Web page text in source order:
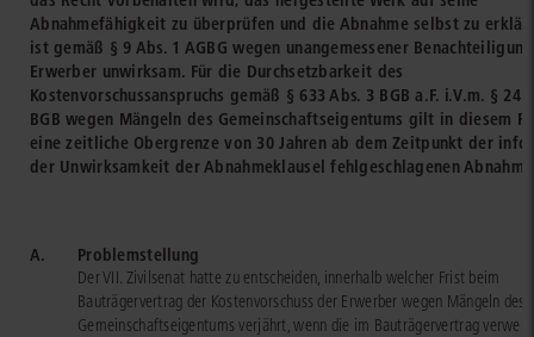
Abnahmefähigkeit zu überprüfen und die Abnahme selbst zu
ist gemäß § 9 Abs. 1 AGBG wegen unangemessener
Erwerber unwirksam. Für die Durchsetzbarkeit des
Kostenvorschussanspruchs gemäß § 633 Abs. 3 BGB a.F. i.V.m. § 242
BGB wegen Mängeln des Gemeinschaftseigentums gilt in diesem
eine zeitliche Obergrenze von 30 Jahren ab dem Zeitpunkt der
der Unwirksamkeit der Abnahmeklausel fehlgeschlagenen
A. Problemstellung
Der VII. Zivilsenat hatte zu entscheiden, innerhalb welcher Frist beim
Bauträgervertrag der Kostenvorschuss der Erwerber wegen Mängeln des
Gemeinschaftseigentums verjährt, wenn die im Bauträgervertrag